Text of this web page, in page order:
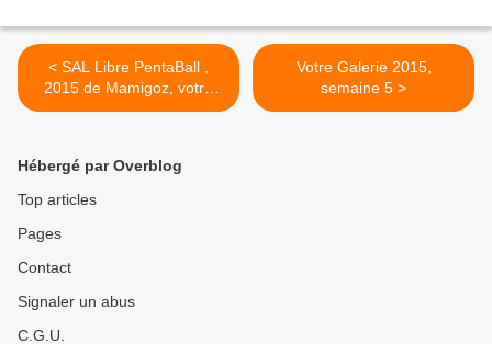
< SAL Libre PentaBall ,
2015 de Mamigoz, votre
3ème Penta
Votre Galerie 2015,
semaine 5 >
Hébergé par Overblog
Top articles
Pages
Contact
Signaler un abus
C.G.U.